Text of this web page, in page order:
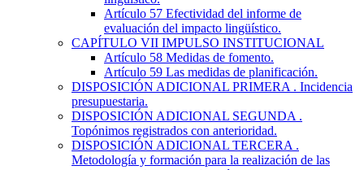
Artículo 57 Efectividad del informe de
evaluación del impacto lingüístico.
CAPÍTULO VII IMPULSO INSTITUCIONAL
Artículo 58 Medidas de fomento.
Artículo 59 Las medidas de planificación.
DISPOSICIÓN ADICIONAL PRIMERA . Incidencia
presupuestaria.
DISPOSICIÓN ADICIONAL SEGUNDA .
Topónimos registrados con anterioridad.
DISPOSICIÓN ADICIONAL TERCERA .
Metodología y formación para la realización de las